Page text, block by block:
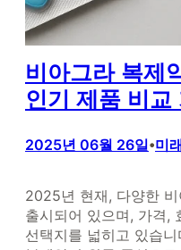
비아그라 복제
인기 제품 비교
2025년 06월 26일•미
2025년 현재, 다양한
출시되어 있으며, 가격,
선택지를 넓히고 있습